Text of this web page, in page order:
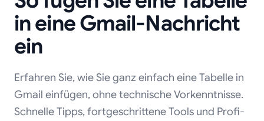
in eine Gmail-Nachricht
ein
Erfahren Sie, wie Sie ganz einfach eine Tabelle in
Gmail einfügen, ohne technische Vorkenntnisse.
Schnelle Tipps, fortgeschrittene Tools und Profi-